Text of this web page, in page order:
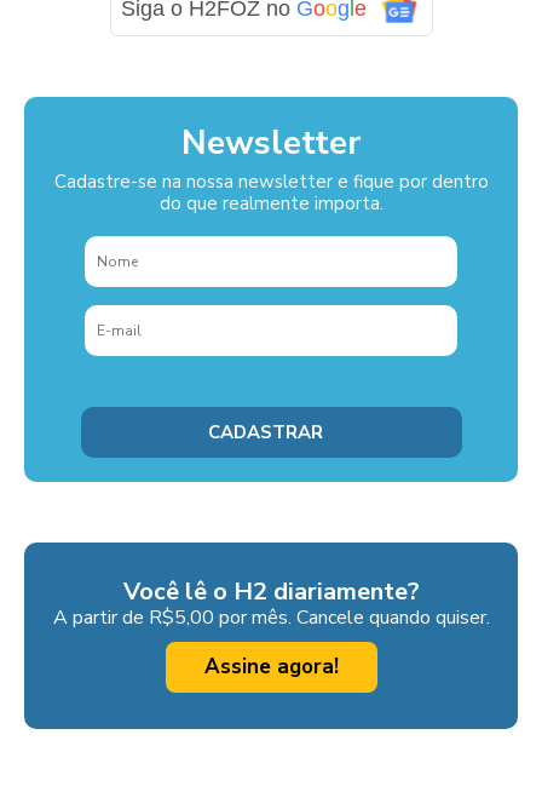
Siga o H2FOZ no Goog e
Newsletter
Cadastre-se na nossa newsletter e fique por dentro
do que realmente importa.
Você lê o H2 diariamente?
A partir de R$5,00 por mês. Cancele quando quiser.
Assine agora!